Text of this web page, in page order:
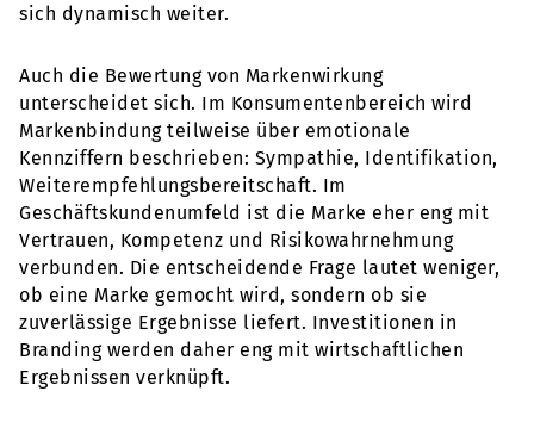
sich dynamisch weiter.
Auch die Bewertung von Markenwirkung
unterscheidet sich. Im Konsumentenbereich wird
Markenbindung teilweise über emotionale
Kennziffern beschrieben: Sympathie, Identifikation,
Weiterempfehlungsbereitschaft. Im
Geschäftskundenumfeld ist die Marke eher eng mit
Vertrauen, Kompetenz und Risikowahrnehmung
verbunden. Die entscheidende Frage lautet weniger,
ob eine Marke gemocht wird, sondern ob sie
zuverlässige Ergebnisse liefert. Investitionen in
Branding werden daher eng mit wirtschaftlichen
Ergebnissen verknüpft.